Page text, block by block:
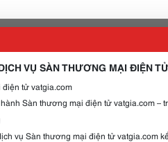
VỤ SÀN THƯƠNG MẠI ĐIỆN
tử vatgia.com
Sàn thương mại điện tử vatgia.com –
vụ Sàn thương mại điện tử vatgia.com